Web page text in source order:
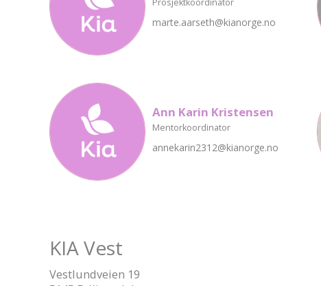
Prosjektkoordinator
marte.aarseth@kianorge.no
Ann Karin Kristensen
Mentorkoordinator
annekarin2312@kianorge.no
KIA Vest
Vestlundveien 19